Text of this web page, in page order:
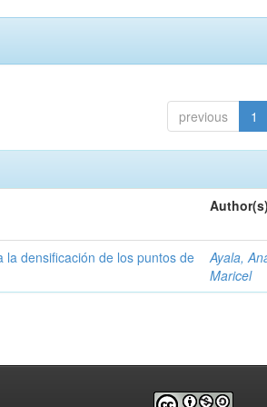
previous 1
Author(s)
densificación de los puntos de
Ayala,
Maricel